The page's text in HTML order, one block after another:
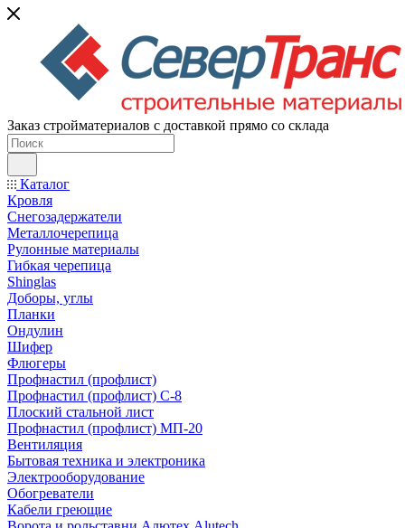
Заказ стройматериалов с доставкой прямо со склада
Каталог
Кровля
Снегозадержатели
Металлочерепица
Рулонные материалы
Гибкая черепица
Shinglas
Доборы, углы
Планки
Ондулин
Шифер
Флюгеры
Профнастил (профлист)
Профнастил (профлист) С-8
Плоский стальной лист
Профнастил (профлист) МП-20
Вентиляция
Бытовая техника и электроника
Электрооборудование
Обогреватели
Кабели греющие